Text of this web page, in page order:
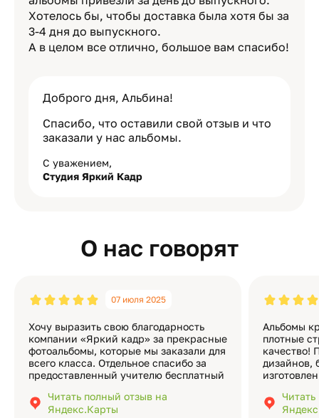
Хотелось бы, чтобы доставка была хотя бы за
3-4 дня до выпускного.
А в целом все отлично, большое вам спасибо!
Доброго дня, Альбина!
Спасибо, что оставили свой отзыв и что
заказали у нас альбомы.
С уважением,
Студия Яркий Кадр
О нас говорят
07 июля 2025
Хочу выразить свою благодарность
компании «Яркий кадр» за прекрасные
фотоальбомы, которые мы заказали для
всего класса. Отдельное спасибо за
предоставленный учителю бесплатный
подчёркивает значимость события.
Качество альбомов на высшем уровне:
Читать полный отзыв на
Яндекс.Карты
Альбомы
плотные
качество!
дизайнов,
добавить